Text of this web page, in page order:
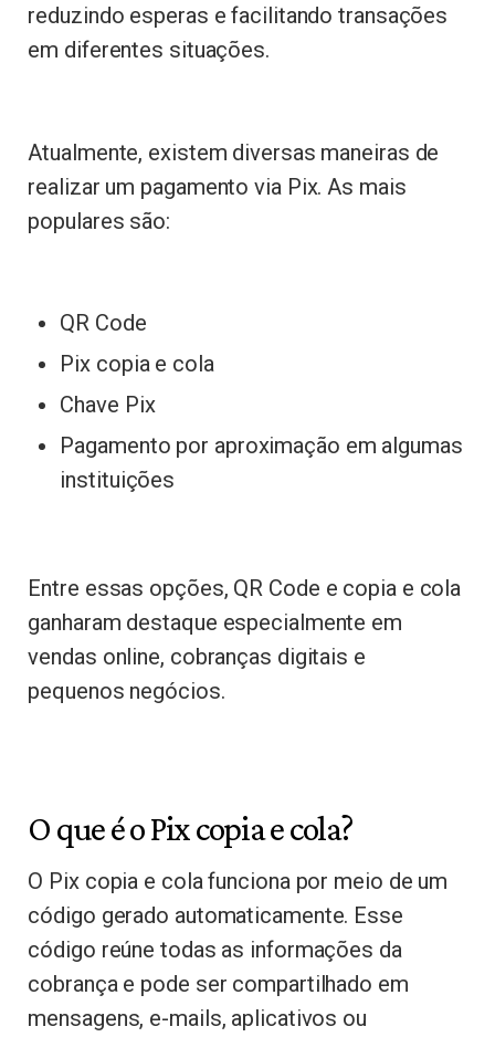
reduzindo esperas e facilitando transações
em diferentes situações.
Atualmente, existem diversas maneiras de
realizar um pagamento via Pix. As mais
populares são:
QR Code
Pix copia e cola
Chave Pix
Pagamento por aproximação em algumas
instituições
Entre essas opções, QR Code e copia e cola
ganharam destaque especialmente em
vendas online, cobranças digitais e
pequenos negócios.
O que é o Pix copia e cola?
O Pix copia e cola funciona por meio de um
código gerado automaticamente. Esse
código reúne todas as informações da
cobrança e pode ser compartilhado em
mensagens, e-mails, aplicativos ou